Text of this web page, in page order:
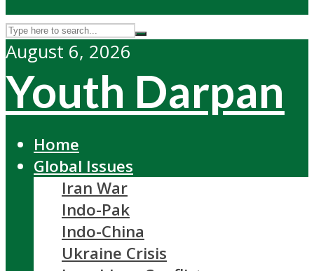
August 6, 2026
Youth Darpan
Home
Global Issues
Iran War
Indo-Pak
Indo-China
Ukraine Crisis